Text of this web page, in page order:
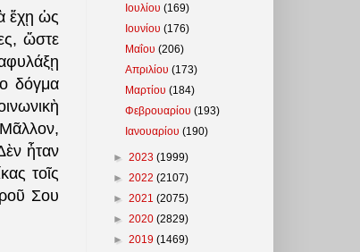
ἔχῃ ὡς
ὥστε
δόγμα
ἦταν
τοῖς
Σου
Ιουλίου(169)
Ιουνίου(176)
Μαΐου(206)
Απριλίου(173)
Μαρτίου(184)
Φεβρουαρίου(193)
Ιανουαρίου(190)
► 2023 (1999)
► 2022 (2107)
► 2021 (2075)
► 2020 (2829)
► 2019 (1469)